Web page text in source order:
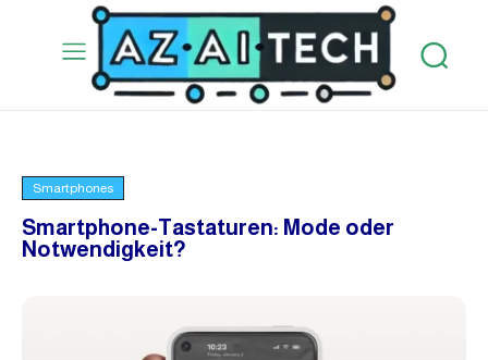
Smartphones
Smartphone-Tastaturen: Mode oder
Notwendigkeit?